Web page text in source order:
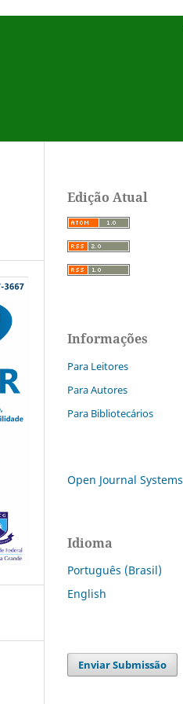
Edição Atual
Informações
Para Leitores
Para Autores
Para Bibliotecários
Open Journal Systems
Idioma
Português (Brasil)
English
Enviar Submissão